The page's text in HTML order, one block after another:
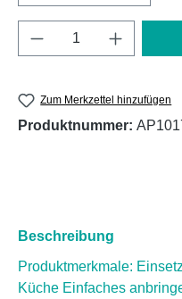
Produkt Anzahl:
Zum Merkzettel hinzufügen
Produktnummer:
Beschreibung
Produktmerkmale:
Küche Einfaches